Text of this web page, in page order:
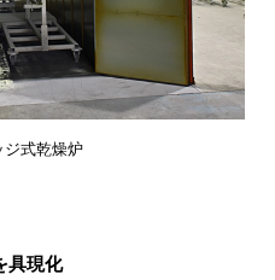
ジ式乾燥炉
具現化